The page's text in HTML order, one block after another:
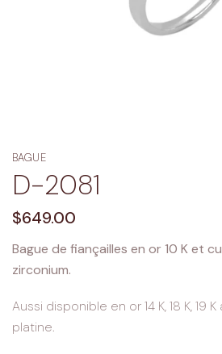
BAGUE
D-2081
Regular
price
$649.00
Bague de fiançailles en or 10 K et
zirconium.
Aussi disponible en or 14 K, 18 K, 19
platine.